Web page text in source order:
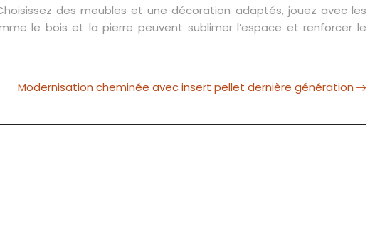
des meubles et une décoration adaptés, jouez avec les
le bois et la pierre peuvent sublimer l’espace et renforcer le
Modernisation cheminée avec insert pellet dernière génération